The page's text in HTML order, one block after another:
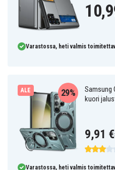
Varastossa, heti valmis
ALE
Samsung
kuori
29%
9,91 €
Varastossa, heti valmis